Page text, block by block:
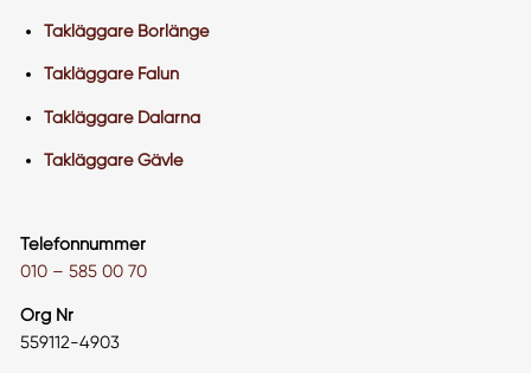
Takläggare Borlänge
Takläggare Falun
Takläggare Dalarna
Takläggare Gävle
Telefonnummer
010 – 585 00 70
Org Nr
559112-4903